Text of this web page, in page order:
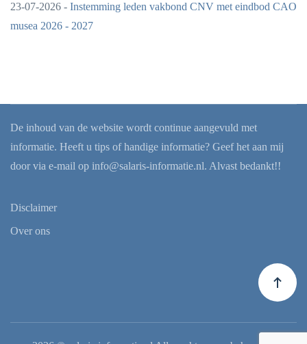
23-07-2026 - Instemming leden vakbond CNV met eindbod CAO
musea 2026 - 2027
De inhoud van de website wordt continue aangevuld met
informatie. Heeft u tips of handige informatie? Geef het aan mij
door via e-mail op info@salaris-informatie.nl. Alvast bedankt!!
Disclaimer
Over ons